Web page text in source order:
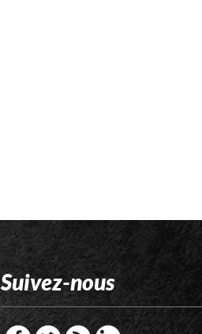
Suivez-nous